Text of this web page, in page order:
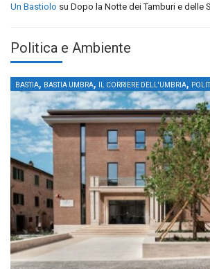
Un Bastiolo su Dopo la Notte dei Tamburi e delle
Politica e Ambiente
BASTIA, BASTIA UMBRA, IL CORRIERE DELL'UMBRIA,